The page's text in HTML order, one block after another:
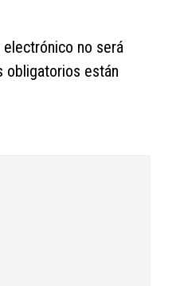
no será
obligatorios están